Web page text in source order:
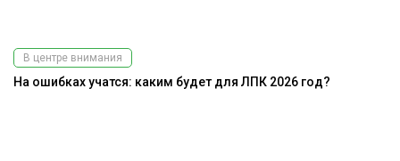
В центре внимания
На ошибках учатся: каким будет для ЛПК 2026 год?